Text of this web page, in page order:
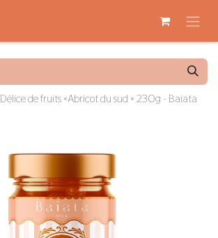
Délice de fruits «Abricot du sud » 230g - Baiata